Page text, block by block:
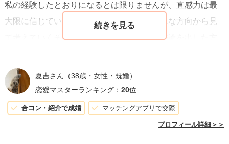
に向き合うことが、最も良い関係を築くコツです。
私の経験したとおりになるとは限りませんが、直感力は最
大限に信じていい場合もありますが、いろんな方向から見
て考えていくその中に直感を含めた判断と結論を出した方
人生は短くもあるし、長くもあります。その道中ご相談者
様はきっと、沢山の色んな出会いがあると思います。紆余
曲折を経てそれでもその方に巡り合ったらそれはもしかし
夏吉さん （38歳・女性・既婚）
恋愛マスターランキング： 20位
合コン・紹介で成婚 マッチングアプリで交際
プロフィール詳細＞＞